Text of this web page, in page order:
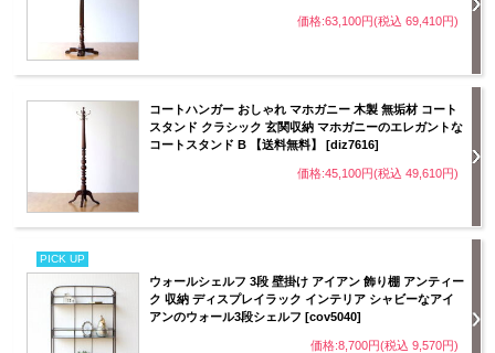
価格:63,100円(税込 69,410円)
コートハンガー おしゃれ マホガニー 木製 無垢材 コート
スタンド クラシック 玄関収納 マホガニーのエレガントな
コートスタンド B 【送料無料】 [diz7616]
価格:45,100円(税込 49,610円)
PICK UP
ウォールシェルフ 3段 壁掛け アイアン 飾り棚 アンティー
ク 収納 ディスプレイラック インテリア シャビーなアイ
アンのウォール3段シェルフ [cov5040]
価格:8,700円(税込 9,570円)